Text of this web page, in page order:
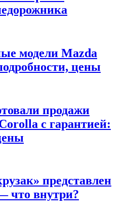
модели Mazda
цены
продажи
с гарантией:
представлен
что внутри?